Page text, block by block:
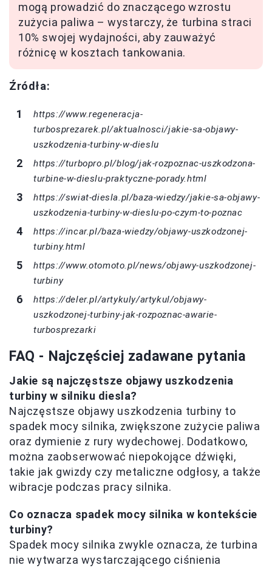
mogą prowadzić do znaczącego wzrostu
zużycia paliwa – wystarczy, że turbina straci
10% swojej wydajności, aby zauważyć
różnicę w kosztach tankowania.
Źródła:
https://www.regeneracja-
turbosprezarek.pl/aktualnosci/jakie-sa-objawy-
uszkodzenia-turbiny-w-dieslu
https://turbopro.pl/blog/jak-rozpoznac-uszkodzona-
turbine-w-dieslu-praktyczne-porady.html
https://swiat-diesla.pl/baza-wiedzy/jakie-sa-objawy-
uszkodzenia-turbiny-w-dieslu-po-czym-to-poznac
https://incar.pl/baza-wiedzy/objawy-uszkodzonej-
turbiny.html
https://www.otomoto.pl/news/objawy-uszkodzonej-
turbiny
https://deler.pl/artykuly/artykul/objawy-
uszkodzonej-turbiny-jak-rozpoznac-awarie-
turbosprezarki
FAQ - Najczęściej zadawane pytania
Jakie są najczęstsze objawy uszkodzenia
turbiny w silniku diesla?
Najczęstsze objawy uszkodzenia turbiny to
spadek mocy silnika, zwiększone zużycie paliwa
oraz dymienie z rury wydechowej. Dodatkowo,
można zaobserwować niepokojące dźwięki,
takie jak gwizdy czy metaliczne odgłosy, a także
wibracje podczas pracy silnika.
Co oznacza spadek mocy silnika w kontekście
turbiny?
Spadek mocy silnika zwykle oznacza, że turbina
nie wytwarza wystarczającego ciśnienia